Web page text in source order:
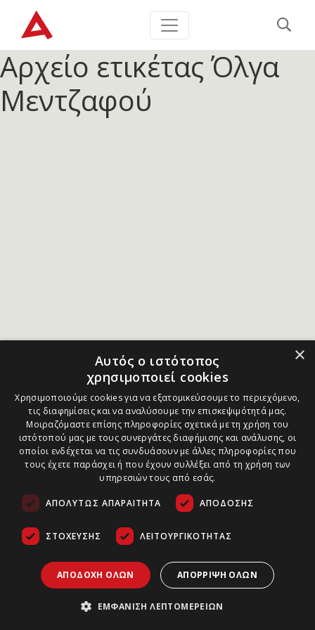
Αρχείο ετικέτας Όλγα
Μεντζαφού
×
Αυτός ο ιστότοπος
χρησιμοποιεί cookies
Χρησιμοποιούμε cookies για να εξατομικεύσουμε το περιεχόμενο,
τις διαφημίσεις και να αναλύσουμε την επισκεψιμότητά μας.
Μοιραζόμαστε επίσης πληροφορίες σχετικά με τη χρήση του
ιστότοπού μας με τους συνεργάτες διαφήμισης και ανάλυσης, οι
οποίοι ενδέχεται να τις συνδυάσουν με άλλες πληροφορίες που
τους έχετε παράσχει ή που έχουν συλλέξει από τη χρήση των
υπηρεσιών τους από εσάς.
ΑΠΟΛΎΤΩΣ ΑΠΑΡΑΊΤΗΤΑ ΑΠΌΔΟΣΗΣ
ΣΤΌΧΕΥΣΗΣ ΛΕΙΤΟΥΡΓΙΚΌΤΗΤΑΣ
ΑΠΟΔΟΧΉ ΌΛΩΝ ΑΠΌΡΡΙΨΗ ΌΛΩΝ
ΕΜΦΆΝΙΣΗ ΛΕΠΤΟΜΕΡΕΙΏΝ